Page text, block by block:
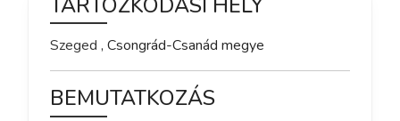
Szeged , Csongrád-Csanád megye
BEMUTATKOZÁS